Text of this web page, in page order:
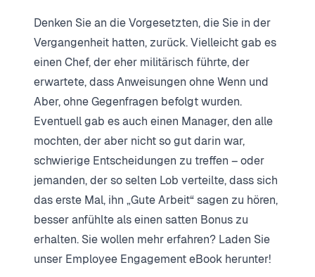
Denken Sie an die Vorgesetzten, die Sie in der
Vergangenheit hatten, zurück. Vielleicht gab es
einen Chef, der eher militärisch führte, der
erwartete, dass Anweisungen ohne Wenn und
Aber, ohne Gegenfragen befolgt wurden.
Eventuell gab es auch einen Manager, den alle
mochten, der aber nicht so gut darin war,
schwierige Entscheidungen zu treffen – oder
jemanden, der so selten Lob verteilte, dass sich
das erste Mal, ihn „Gute Arbeit“ sagen zu hören,
besser anfühlte als einen satten Bonus zu
erhalten. Sie wollen mehr erfahren? Laden Sie
unser Employee Engagement eBook herunter!